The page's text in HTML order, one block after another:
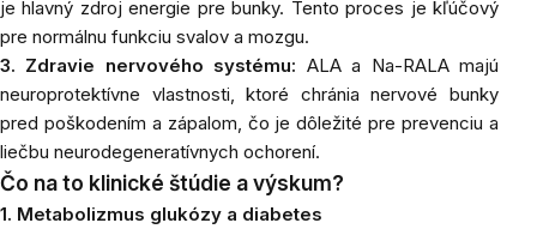
je hlavný zdroj energie pre bunky. Tento proces je kľúčový
pre normálnu funkciu svalov a mozgu.
3. Zdravie nervového systému: ALA a Na-RALA majú
neuroprotektívne vlastnosti, ktoré chránia nervové bunky
pred poškodením a zápalom, čo je dôležité pre prevenciu a
liečbu neurodegeneratívnych ochorení.
Čo na to klinické štúdie a výskum?
1. Metabolizmus glukózy a diabetes